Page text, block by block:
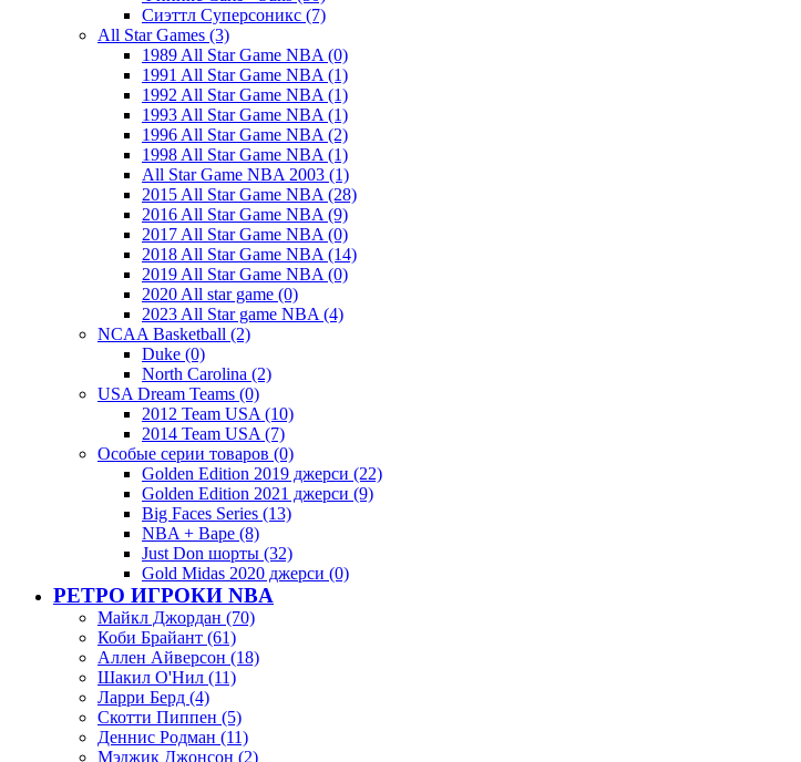
Сиэттл Суперсоникс (7)
All Star Games (3)
1989 All Star Game NBA (0)
1991 All Star Game NBA (1)
1992 All Star Game NBA (1)
1993 All Star Game NBA (1)
1996 All Star Game NBA (2)
1998 All Star Game NBA (1)
All Star Game NBA 2003 (1)
2015 All Star Game NBA (28)
2016 All Star Game NBA (9)
2017 All Star Game NBA (0)
2018 All Star Game NBA (14)
2019 All Star Game NBA (0)
2020 All star game (0)
2023 All Star game NBA (4)
NCAA Basketball (2)
Duke (0)
North Carolina (2)
USA Dream Teams (0)
2012 Team USA (10)
2014 Team USA (7)
Особые серии товаров (0)
Golden Edition 2019 джерси (22)
Golden Edition 2021 джерси (9)
Big Faces Series (13)
NBA + Bape (8)
Just Don шорты (32)
Gold Midas 2020 джерси (0)
РЕТРО ИГРОКИ NBA
Майкл Джордан (70)
Коби Брайант (61)
Аллен Айверсон (18)
Шакил О'Нил (11)
Ларри Берд (4)
Скотти Пиппен (5)
Деннис Родман (11)
Мэджик Джонсон (2)